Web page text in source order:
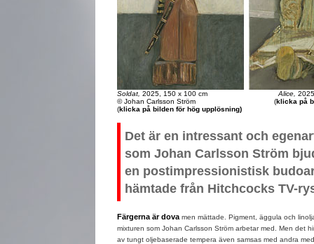
Soldat, 2025, 150 x 100 cm
© Johan Carlsson Ström
(klicka på bilden för hög upplösning)
Alice,
(klicka på
Det är en intressant och
som Johan Carlsson Ström
en postimpressionistisk
hämtade från Hitchcocks TV-
Färgerna är dova men mättade. Pigment, äggula och
mixturen som Johan Carlsson Ström arbetar med. Men det
av tungt oljebaserade tempera även samsas med andra